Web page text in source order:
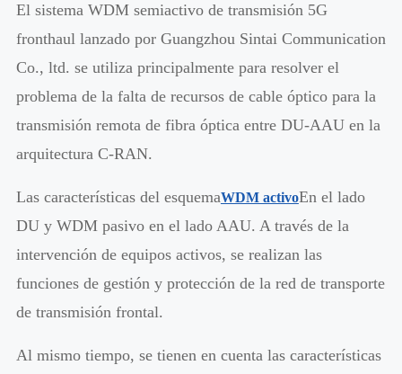
El sistema WDM semiactivo de transmisión 5G
fronthaul lanzado por Guangzhou Sintai Communication
Co., ltd. se utiliza principalmente para resolver el
problema de la falta de recursos de cable óptico para la
transmisión remota de fibra óptica entre DU-AAU en la
arquitectura C-RAN.
Las características del esquemaWDM activoEn el lado
DU y WDM pasivo en el lado AAU. A través de la
intervención de equipos activos, se realizan las
funciones de gestión y protección de la red de transporte
de transmisión frontal.
Al mismo tiempo, se tienen en cuenta las características